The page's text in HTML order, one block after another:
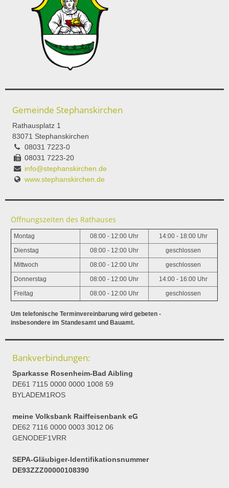
Gemeinde Stephanskirchen
Rathausplatz 1
83071 Stephanskirchen
08031 7223-0
08031 7223-20
info@stephanskirchen.de
www.stephanskirchen.de
Öffnungszeiten des Rathauses
Montag 08:00 - 12:00 Uhr 14:00 - 18:00 Uhr
Dienstag 08:00 - 12:00 Uhr geschlossen
Mittwoch 08:00 - 12:00 Uhr geschlossen
Donnerstag 08:00 - 12:00 Uhr 14:00 - 16:00 Uhr
Freitag 08:00 - 12:00 Uhr geschlossen
Um telefonische Terminvereinbarung wird gebeten -
insbesondere im Standesamt und Bauamt.
Bankverbindungen:
Sparkasse Rosenheim-Bad Aibling
DE61 7115 0000 0000 1008 59
BYLADEM1ROS
meine Volksbank Raiffeisenbank eG
DE62 7116 0000 0003 3012 06
GENODEF1VRR
SEPA-Gläubiger-Identifikationsnummer
DE93ZZZ00000108390